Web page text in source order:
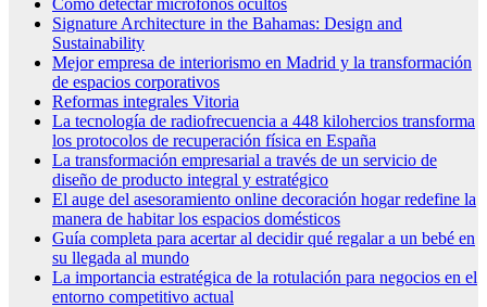
Signature Architecture in the Bahamas: Design and
Sustainability
Mejor empresa de interiorismo en Madrid y la transformación
de espacios corporativos
Reformas integrales Vitoria
La tecnología de radiofrecuencia a 448 kilohercios transforma
los protocolos de recuperación física en España
La transformación empresarial a través de un servicio de
diseño de producto integral y estratégico
El auge del asesoramiento online decoración hogar redefine la
manera de habitar los espacios domésticos
Guía completa para acertar al decidir qué regalar a un bebé en
su llegada al mundo
La importancia estratégica de la rotulación para negocios en el
entorno competitivo actual